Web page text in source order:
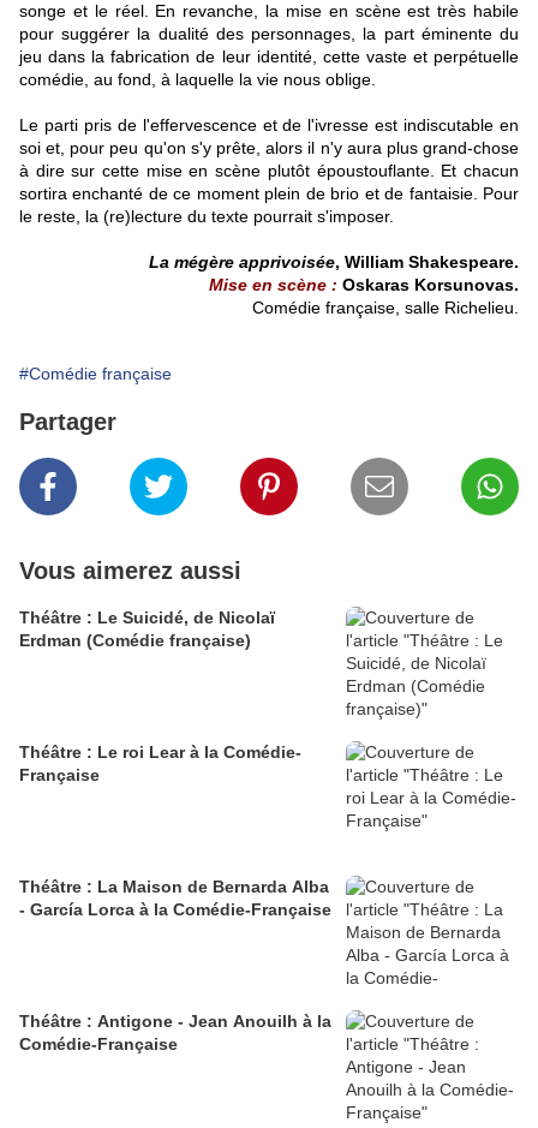
songe et le réel. En revanche, la mise en scène est très habile
pour suggérer la dualité des personnages, la part éminente du
jeu dans la fabrication de leur identité, cette vaste et perpétuelle
comédie, au fond, à laquelle la vie nous oblige.
Le parti pris de l'effervescence et de l'ivresse est indiscutable en
soi et, pour peu qu'on s'y prête, alors il n'y aura plus grand-chose
à dire sur cette mise en scène plutôt époustouflante. Et chacun
sortira enchanté de ce moment plein de brio et de fantaisie. Pour
le reste, la (re)lecture du texte pourrait s'imposer.
La mégère apprivoisée, William Shakespeare.
Mise en scène : Oskaras Korsunovas.
Comédie française, salle Richelieu.
#Comédie française
Partager
Vous aimerez aussi
Théâtre : Le Suicidé, de Nicolaï
Erdman (Comédie française)
Théâtre : Le roi Lear à la Comédie-
Française
Théâtre : La Maison de Bernarda Alba
- García Lorca à la Comédie-Française
Théâtre : Antigone - Jean Anouilh à la
Comédie-Française